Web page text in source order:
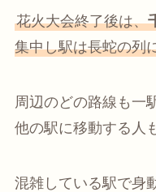
花火大会終了後は、
集中し駅は長蛇の列
周辺のどの路線も一
他の駅に移動する人
混雑している駅で身